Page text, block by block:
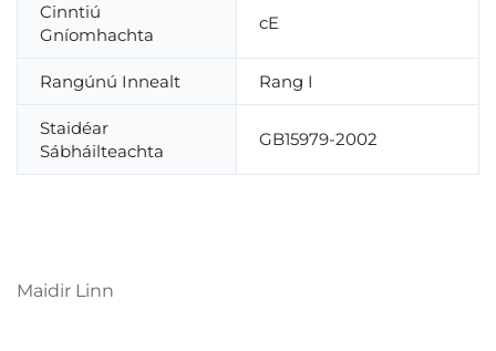
Cinntiú
Gníomhachta
cE
Rangúnú Innealt Rang I
Staidéar
Sábháilteachta
GB15979-2002
Maidir Linn